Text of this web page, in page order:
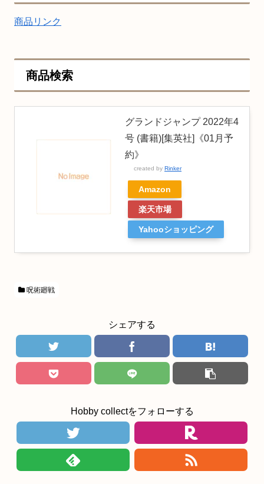
商品リンク
商品検索
グランドジャンプ 2022年4
号 (書籍)[集英社]《01月予
約》
created by Rinker
Amazon
楽天市場
Yahooショッピング
呪術廻戦
シェアする
Hobby collectをフォローする